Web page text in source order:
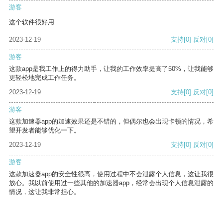
游客
这个软件很好用
2023-12-19 支持[0] 反对[0]
游客
这款app是我工作上的得力助手，让我的工作效率提高了50%，让我能够
更轻松地完成工作任务。
2023-12-19
支持[0] 反对[0]
游客
这款加速器app的加速效果还是不错的，但偶尔也会出现卡顿的情况，希
望开发者能够优化一下。
2023-12-19
支持[0] 反对[0]
游客
这款加速器app的安全性很高，使用过程中不会泄露个人信息，这让我很
放心。我以前使用过一些其他的加速器app，经常会出现个人信息泄露的
情况，这让我非常担心。